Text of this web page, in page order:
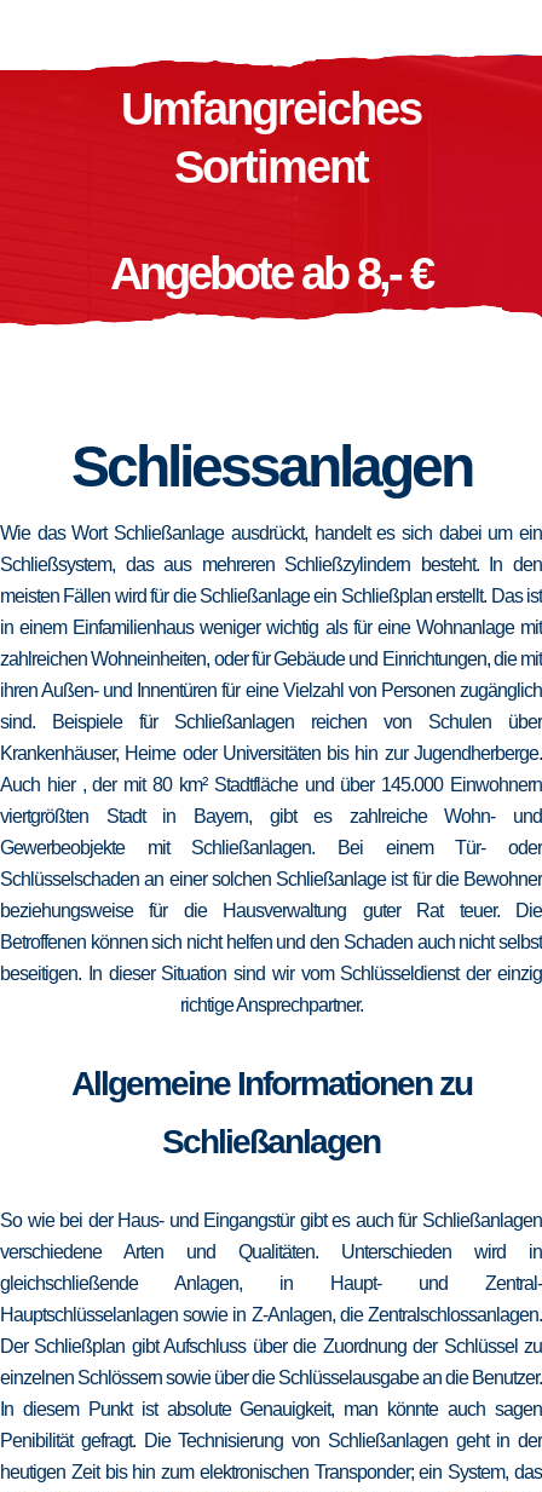
Umfangreiches
Sortiment
Angebote ab 8,- €
Schliessanlagen
Wie das Wort Schließanlage ausdrückt, handelt es sich dabei um ein
Schließsystem, das aus mehreren Schließzylindern besteht. In den
meisten Fällen wird für die Schließanlage ein Schließplan erstellt. Das ist
in einem Einfamilienhaus weniger wichtig als für eine Wohnanlage mit
zahlreichen Wohneinheiten, oder für Gebäude und Einrichtungen, die mit
ihren Außen- und Innentüren für eine Vielzahl von Personen zugänglich
sind. Beispiele für Schließanlagen reichen von Schulen über
Krankenhäuser, Heime oder Universitäten bis hin zur Jugendherberge.
Auch hier , der mit 80 km² Stadtfläche und über 145.000 Einwohnern
viertgrößten Stadt in Bayern, gibt es zahlreiche Wohn- und
Gewerbeobjekte mit Schließanlagen. Bei einem Tür- oder
Schlüsselschaden an einer solchen Schließanlage ist für die Bewohner
beziehungsweise für die Hausverwaltung guter Rat teuer. Die
Betroffenen können sich nicht helfen und den Schaden auch nicht selbst
beseitigen. In dieser Situation sind wir vom Schlüsseldienst der einzig
richtige Ansprechpartner.
Allgemeine Informationen zu
Schließanlagen
So wie bei der Haus- und Eingangstür gibt es auch für Schließanlagen
verschiedene Arten und Qualitäten. Unterschieden wird in
gleichschließende Anlagen, in Haupt- und Zentral-
Hauptschlüsselanlagen sowie in Z-Anlagen, die Zentralschlossanlagen.
Der Schließplan gibt Aufschluss über die Zuordnung der Schlüssel zu
einzelnen Schlössern sowie über die Schlüsselausgabe an die Benutzer.
In diesem Punkt ist absolute Genauigkeit, man könnte auch sagen
Penibilität gefragt. Die Technisierung von Schließanlagen geht in der
heutigen Zeit bis hin zum elektronischen Transponder; ein System, das